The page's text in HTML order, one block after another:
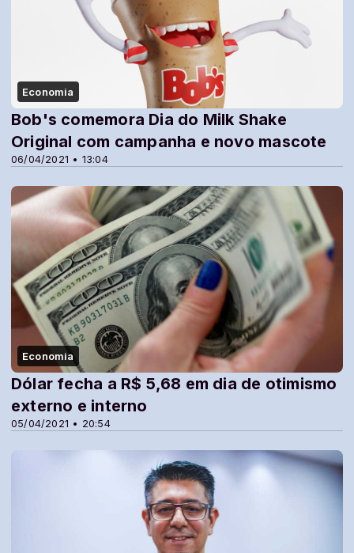
Economia
06/04/2021 • 13:04
Bob's comemora Dia do Milk Shake
Original com campanha e novo mascote
Economia
05/04/2021 • 20:54
Dólar fecha a R$ 5,68 em dia de otimismo
externo e interno